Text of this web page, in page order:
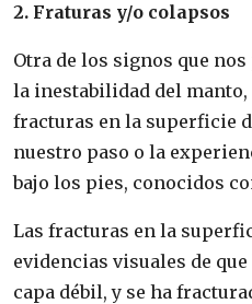
2. Fraturas y/o colapsos
Otra de los signos que
la inestabilidad del manto,
fracturas en la superficie
nuestro paso o la
bajo los pies, conocidos
Las fracturas en la
evidencias visuales de
capa débil, y se ha